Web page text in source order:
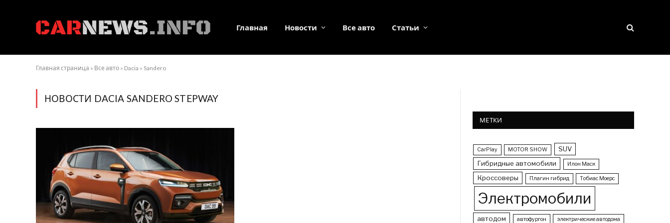
Главная Новости Все авто Статьи
Главная страница » Все авто » Dacia » Sandero
НОВОСТИ DACIA SANDERO STEPWAY
МЕТКИ
CarPlay MOTOR SHOW
SUV
Гибридные автомобили
Илон Маск
Кроссоверы Плагин гибрид Тобиас Моерс
Электромобили
автодом автофургон электрические автодома